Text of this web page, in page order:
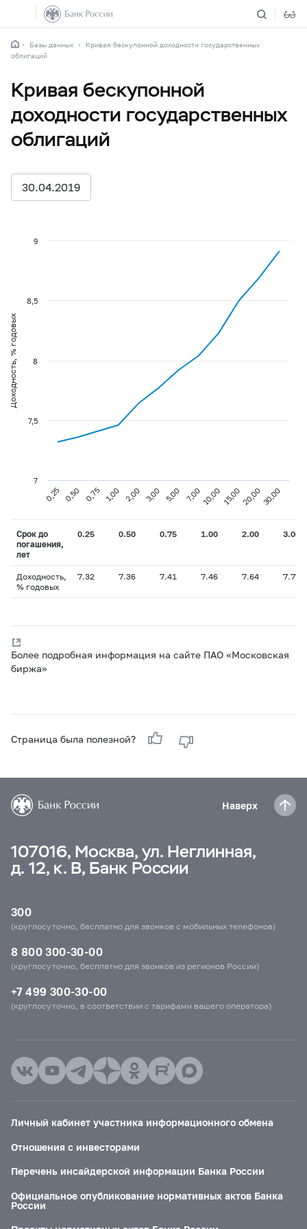
Базы данных
Кривая бескупонной доходности государственных
облигаций
Кривая бескупонной
доходности государственных
облигаций
30.04.2019
Доходность, % годовых
0,25 0,50 0,75 1,00 2,00 3,00 5,00 7,00 10,00 15,0020,0030,00
7
7,5
8
8,5
9
Срок до
погашения,
лет
0.25 0.50 0.75 1.00 2.00 3.00
Доходность,
% годовых
7.32 7.36 7.41 7.46 7.64 7.77
Более подробная информация на сайте ПАО «Московская
биржа»
Страница была полезной?
Наверх
107016, Москва, ул. Неглинная,
д. 12, к. В, Банк России
300
(круглосуточно, бесплатно для звонков с мобильных телефонов)
8 800 300-30-00
(круглосуточно, бесплатно для звонков из регионов России)
+7 499 300-30-00
(круглосуточно, в соответствии с тарифами вашего оператора)
Личный кабинет участника информационного обмена
Отношения с инвесторами
Перечень инсайдерской информации Банка России
Официальное опубликование нормативных актов Банка
России